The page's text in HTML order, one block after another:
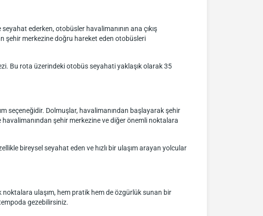
ederken, otobüsler havalimanının ana çıkış
şehir merkezine doğru hareket eden otobüsleri
Bu rota üzerindeki otobüs seyahati yaklaşık olarak 35
seçeneğidir. Dolmuşlar, havalimanından başlayarak şehir
şehir merkezine ve diğer önemli noktalara
bireysel seyahat eden ve hızlı bir ulaşım arayan yolcular
noktalara ulaşım, hem pratik hem de özgürlük sunan bir
gezebilirsiniz.